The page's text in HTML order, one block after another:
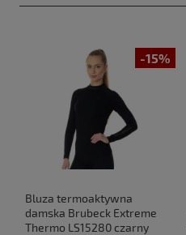
-15%
Bluza termoaktywna
damska Brubeck Extreme
Thermo LS15280 czarny